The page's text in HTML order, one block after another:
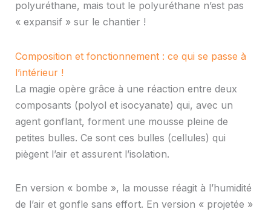
polyuréthane, mais tout le polyuréthane n’est pas
« expansif » sur le chantier !
Composition et fonctionnement : ce qui se passe à
l’intérieur !
La magie opère grâce à une réaction entre deux
composants (polyol et isocyanate) qui, avec un
agent gonflant, forment une mousse pleine de
petites bulles. Ce sont ces bulles (cellules) qui
piègent l’air et assurent l’isolation.
En version « bombe », la mousse réagit à l’humidité
de l’air et gonfle sans effort. En version « projetée »